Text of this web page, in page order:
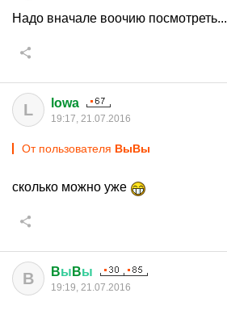
Надо вначале воочию посмотреть...
L lowa
19:17, 21.07.2016
От пользователя BыBы
сколько можно уже
B Bы Bы
19:19, 21.07.2016